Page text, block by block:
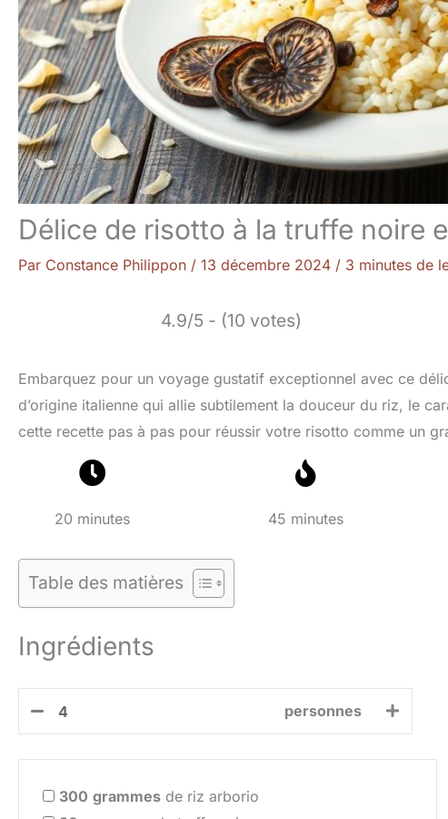
Délice de risotto à la truffe noire
Par Constance Philippon / 13 décembre 2024 / 3 minutes de
4.9/5 - (10 votes)
Embarquez pour un voyage gustatif exceptionnel avec ce
d’origine italienne qui allie subtilement la douceur du riz, le
cette recette pas à pas pour réussir votre risotto comme un
20 minutes 45 minutes
Table des matières
Ingrédients
personnes
300 grammes de riz arborio